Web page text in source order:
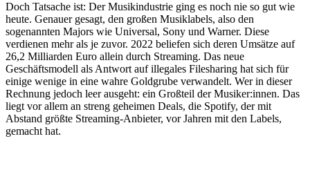
Doch Tatsache ist: Der Musikindustrie ging es noch nie so gut wie
heute. Genauer gesagt, den großen Musiklabels, also den
sogenannten Majors wie Universal, Sony und Warner. Diese
verdienen mehr als je zuvor. 2022 beliefen sich deren Umsätze auf
26,2 Milliarden Euro allein durch Streaming. Das neue
Geschäftsmodell als Antwort auf illegales Filesharing hat sich für
einige wenige in eine wahre Goldgrube verwandelt. Wer in dieser
Rechnung jedoch leer ausgeht: ein Großteil der Musiker:innen. Das
liegt vor allem an streng geheimen Deals, die Spotify, der mit
Abstand größte Streaming-Anbieter, vor Jahren mit den Labels,
gemacht hat.